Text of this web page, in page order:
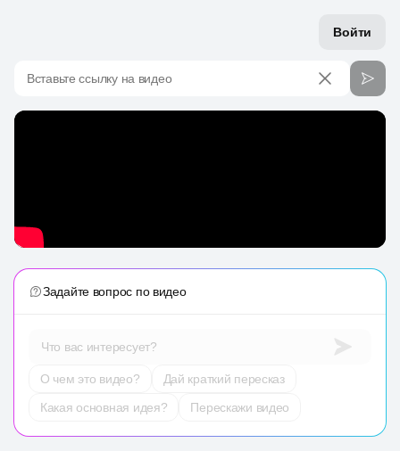
Войти
Вставьте ссылку на видео
Задайте вопрос по видео
Что вас интересует?
О чем это видео?
Дай краткий пересказ
Какая основная идея?
Перескажи видео